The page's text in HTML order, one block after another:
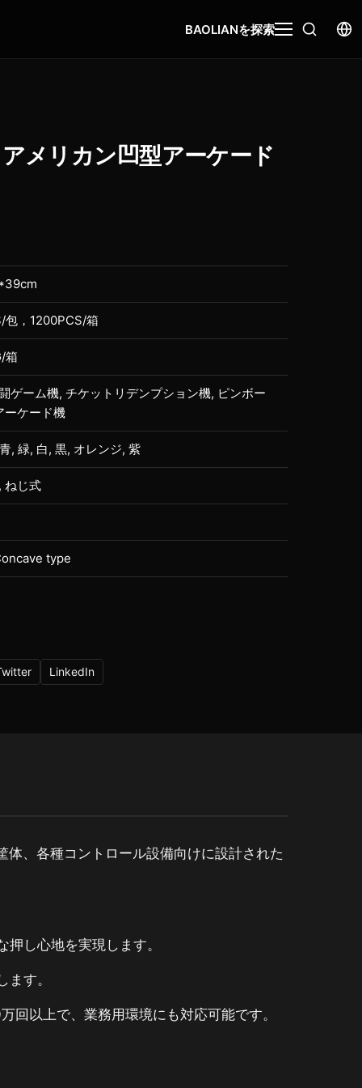
BAOLIANを探索
メリカン凹型アーケード
包，1200PCS/箱
箱
ゲーム機, チケットリデンプション機, ピンボー
ーケード機
, 緑, 白, 黒, オレンジ, 紫
ねじ式
type
LinkedIn
、各種コントロール設備向けに設計された
し心地を実現します。
す。
以上で、業務用環境にも対応可能です。